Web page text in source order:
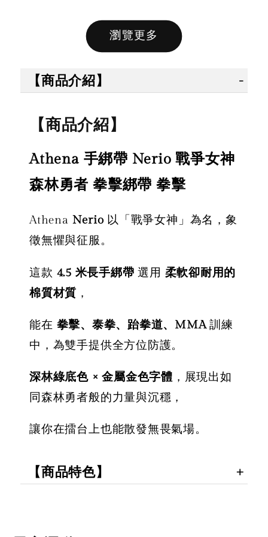
【拳運會】
拳擊手套 除
格鬥專用 擊
退汗味 台灣
製造 酵素分
NT$ 300
NT$ 350
- +
售完
綁帶 彈性手
綁帶 熱情火
紅款
NT$ 450
綁帶 彈
綁帶 獨
加入購物車
瀏覽更多
【商品介紹】
【商品介紹】
Athena 手綁帶 Nerio 戰爭女神
森林勇者 拳擊綁帶 拳擊
Athena Nerio 以「戰爭女神」為名，象
徵無懼與征服。
這款 4.5 米長手綁帶 選用 柔軟卻耐用的
棉質材質 ，
能在 拳擊、泰拳、跆拳道、MMA訓練
中，為雙手提供全方位防護。
深林綠底色 × 金屬金色字體 ，展現出如
同森林勇者般的力量與沉穩，
讓你在擂台上也能散發無畏氣場。
【商品特色】